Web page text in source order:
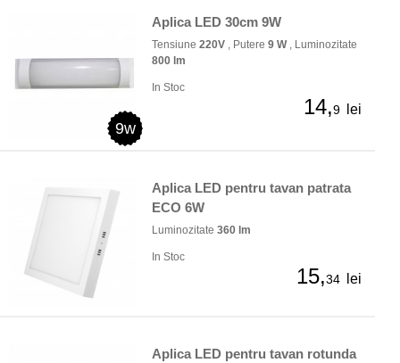
9w
Aplica LED 30cm 9W
Tensiune 220V , Putere 9 W, Luminozitate
800 lm
In Stoc
14,9 lei
Aplica LED pentru tavan patrata
ECO 6W
Luminozitate 360 lm
In Stoc
15,34 lei
Aplica LED pentru tavan rotunda